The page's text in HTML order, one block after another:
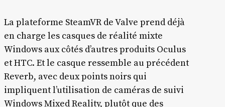
La plateforme SteamVR de Valve prend déjà
en charge les casques de réalité mixte
Windows aux côtés d’autres produits Oculus
et HTC. Et le casque ressemble au précédent
Reverb, avec deux points noirs qui
impliquent l’utilisation de caméras de suivi
Windows Mixed Reality, plutôt que des